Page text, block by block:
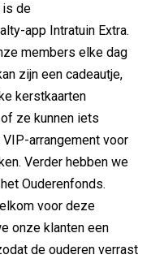
is de
app Intratuin Extra.
members elke dag
zijn een cadeautje,
kerstkaarten
ze kunnen iets
arrangement voor
Verder hebben we
Ouderenfonds.
voor deze
onze klanten een
de ouderen verrast